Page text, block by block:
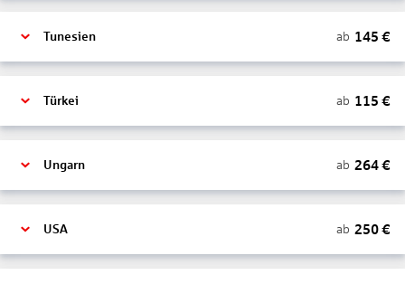
Tunesien ab 145 €
Türkei ab 115 €
Ungarn ab 264€
USA ab 250€